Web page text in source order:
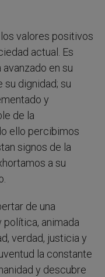
valores positivos
actual. Es
en su
dignidad; su
y
de la
ello percibimos
signos de la
a su
de una
animada
verdad, justicia y
la constante
y descubre